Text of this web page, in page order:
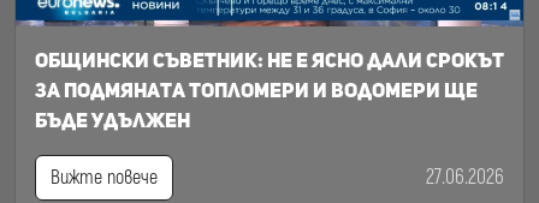
Общински съветник: Не е ясно дали срокът
за подмяната топломери и водомери ще
бъде удължен
Вижте повече 27.06.2026